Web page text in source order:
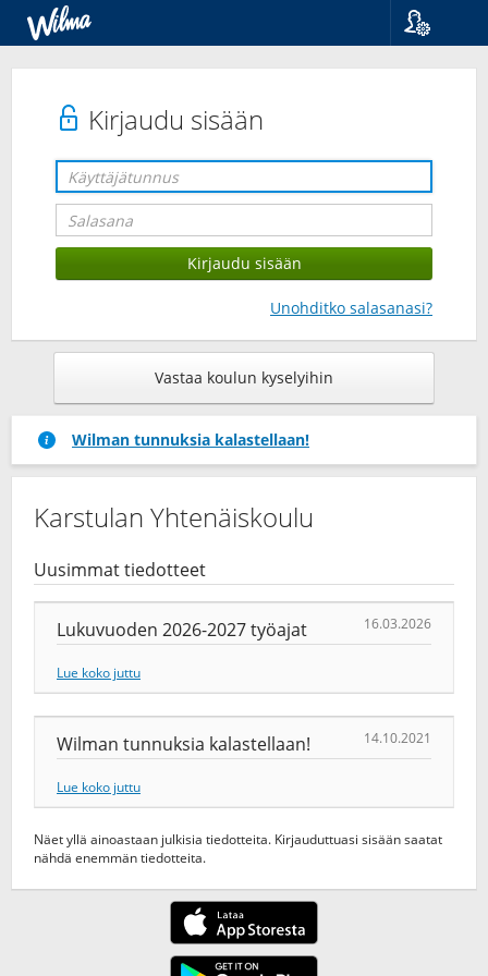
Kirjaudu sisään
Unohditko salasanasi?
Vastaa koulun kyselyihin
Wilman tunnuksia kalastellaan!
Karstulan Yhtenäiskoulu
Uusimmat tiedotteet
Lukuvuoden 2026-2027 työajat 16.03.2026
Lue koko juttu
Wilman tunnuksia kalastellaan! 14.10.2021
Lue koko juttu
Näet yllä ainoastaan julkisia tiedotteita. Kirjauduttuasi sisään saatat
nähdä enemmän tiedotteita.